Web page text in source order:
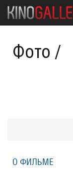
Фото /
О ФИЛЬМЕ